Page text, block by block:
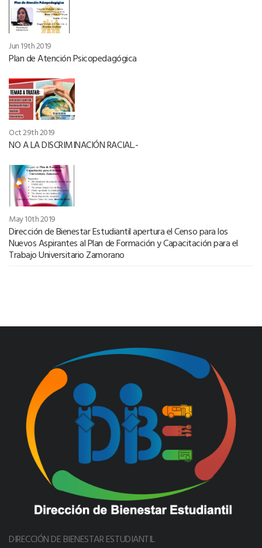
Jun 19th 2019
Plan de Atención Psicopedagógica
Oct 29th 2019
NO A LA DISCRIMINACIÓN RACIAL.-
May 10th 2019
Dirección de Bienestar Estudiantil apertura el Censo para los
Nuevos Aspirantes al Plan de Formación y Capacitación para el
Trabajo Universitario Zamorano
DIRECCIÓN DE BIENESTAR ESTUDIANTIL